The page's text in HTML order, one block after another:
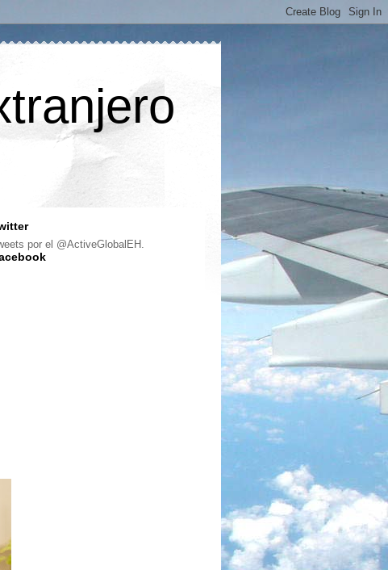
por el @ActiveGlobalEH.